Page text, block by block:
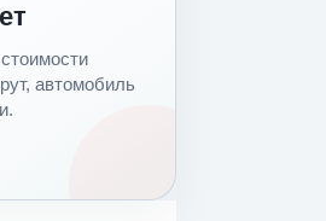
автомобиль